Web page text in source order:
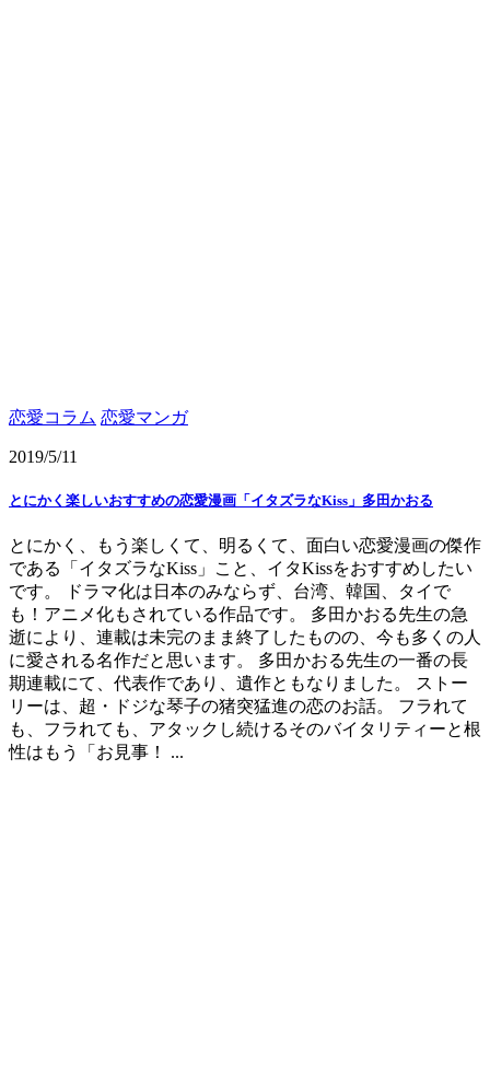
恋愛コラム 恋愛マンガ
2019/5/11
とにかく楽しいおすすめの恋愛漫画「イタズラなKiss」多田かおる
とにかく、もう楽しくて、明るくて、面白い恋愛漫画の傑作
である「イタズラなKiss」こと、イタKissをおすすめしたい
です。 ドラマ化は日本のみならず、台湾、韓国、タイで
も！アニメ化もされている作品です。 多田かおる先生の急
逝により、連載は未完のまま終了したものの、今も多くの人
に愛される名作だと思います。 多田かおる先生の一番の長
期連載にて、代表作であり、遺作ともなりました。 ストー
リーは、超・ドジな琴子の猪突猛進の恋のお話。 フラれて
も、フラれても、アタックし続けるそのバイタリティーと根
性はもう「お見事！ ...